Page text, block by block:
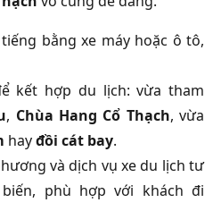
bằng xe máy hoặc ô tô,
kết hợp du lịch: vừa tham
, Chùa Hang Cổ Thạch, vừa
hayđồi cát bay.
và dịch vụ xe du lịch tư
phù hợp với khách đi